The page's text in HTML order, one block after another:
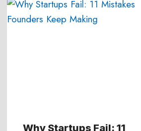
Why Startups Fail: 11